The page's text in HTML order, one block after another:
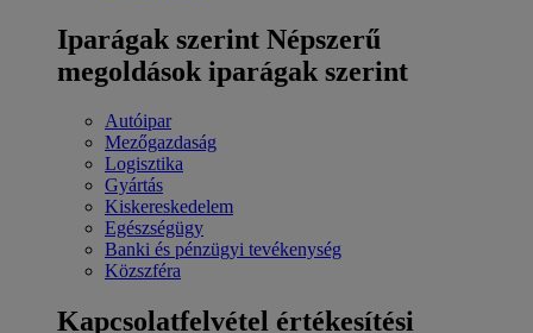
Iparágak szerint Népszerű
megoldások iparágak szerint
Autóipar
Mezőgazdaság
Logisztika
Gyártás
Kiskereskedelem
Egészségügy
Banki és pénzügyi tevékenység
Közszféra
Kapcsolatfelvétel értékesítési